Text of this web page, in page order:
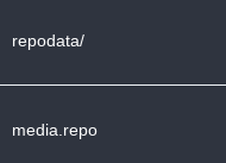
repodata/
media.repo